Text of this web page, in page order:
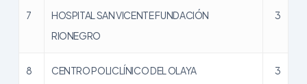
7
HOSPITAL SAN VICENTE FUNDACIÓN
RIONEGRO
3
8 CENTRO POLICLÍNICO DEL OLAYA 3